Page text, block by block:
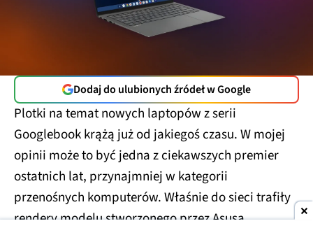
Dodaj do ulubionych źródeł w Google
Plotki na temat nowych laptopów z serii
Googlebook krążą już od jakiegoś czasu. W mojej
opinii może to być jedna z ciekawszych premier
ostatnich lat, przynajmniej w kategorii
przenośnych komputerów. Właśnie do sieci trafiły
rendery modelu stworzonego przez Asusa.